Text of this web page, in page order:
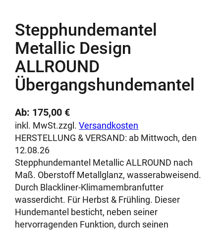
Stepphundemantel
Metallic Design
ALLROUND
Übergangshundemantel
Ab: 175,00€
inkl. MwSt.zzgl.Versandkosten
HERSTELLUNG & VERSAND: ab Mittwoch, den
12.08.26
Stepphundemantel Metallic ALLROUND nach
Maß. Oberstoff Metallglanz, wasserabweisend.
Durch Blackliner-Klimamembranfutter
wasserdicht. Für Herbst & Frühling. Dieser
Hundemantel besticht, neben seiner
hervorragenden Funktion, durch seinen